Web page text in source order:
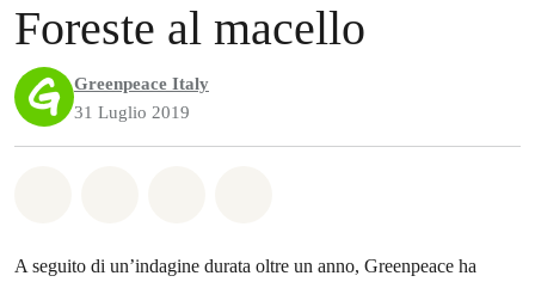
Foreste al macello
Greenpeace Italy
31 Luglio 2019
A seguito di un’indagine durata oltre un anno, Greenpeace ha